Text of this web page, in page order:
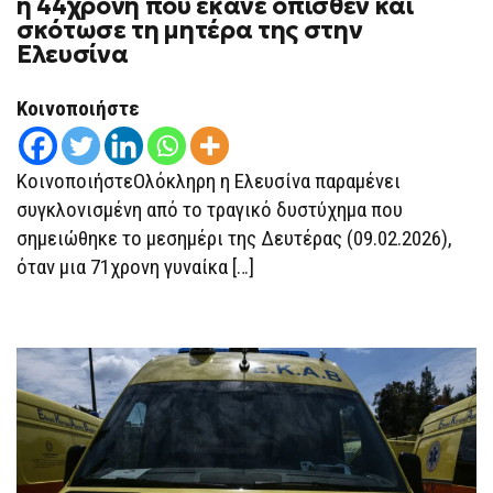
ΆΝΟΙΞΕ
ΤΑ
ΣΚΌΤΩΣΕ
ΤΗ
ΜΗΤΈΡΑ
ΤΗΣ
ΣΤΗΝ
σκότωσε τη μητέρα της στην
Ελευσίνα
Κοινοποιήστε
ΚοινοποιήστεΟλόκληρη η Ελευσίνα παραμένει
συγκλονισμένη από το τραγικό δυστύχημα που
σημειώθηκε το μεσημέρι της Δευτέρας (09.02.2026),
όταν μια 71χρονη γυναίκα […]